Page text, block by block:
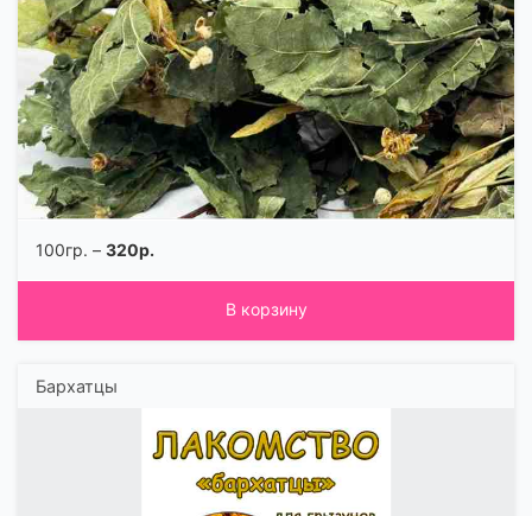
100гр. – 320р.
В корзину
Бархатцы